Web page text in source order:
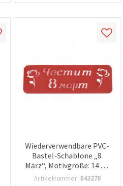
Wiederverwendbare PVC-
Bastel-Schablone „8.
März“, Motivgröße: 14 x 4
cm
Artikelnummer: 843278